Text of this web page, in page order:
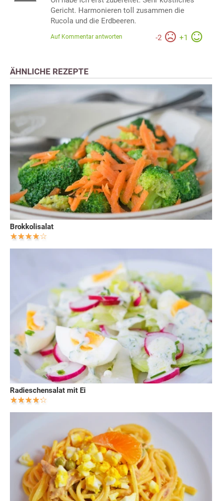
Gericht. Harmonieren toll zusammen die
Rucola und die Erdbeeren.
-2 +1
Auf Kommentar antworten
ÄHNLICHE REZEPTE
Brokkolisalat
Radieschensalat mit Ei